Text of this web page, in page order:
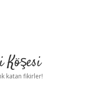
Köşesi
katan fikirler!